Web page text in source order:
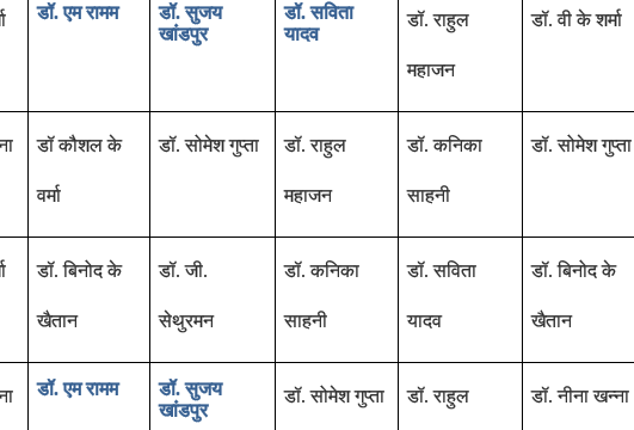
डॉ. एम रामम
डॉ. सुजय
खांडपुर
डॉ. सविता
यादव
डॉ. राहुल
महाजन
डॉ. वी के शर्मा
डॉ कौशल के
वर्मा
डॉ. सोमेश गुप्ता डॉ. राहुल
महाजन
डॉ. कनिका
साहनी
डॉ. सोमेश गुप्ता
डॉ. बिनोद के
खैतान
डॉ. जी.
सेथुरमन
डॉ. कनिका
साहनी
डॉ. सविता
यादव
डॉ. बिनोद के
खैतान
डॉ. एम रामम
डॉ. सुजय
खांडपुर
डॉ. सोमेश गुप्ता डॉ. राहुल डॉ. नीना खन्ना